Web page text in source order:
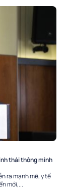
thái thông minh
ra mạnh mẽ, y tế
mới,...